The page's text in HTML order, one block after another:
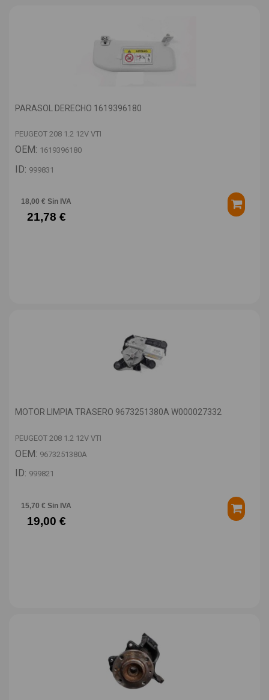
PARASOL DERECHO 1619396180
PEUGEOT 208 1.2 12V VTI
OEM: 1619396180
ID: 999831
18,00 € Sin IVA
21,78 €
MOTOR LIMPIA TRASERO 9673251380A W000027332
PEUGEOT 208 1.2 12V VTI
OEM: 9673251380A
ID: 999821
15,70 € Sin IVA
19,00 €